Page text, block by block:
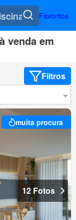
Favoritos
venda em
Filtros
muita procura
12 Fotos